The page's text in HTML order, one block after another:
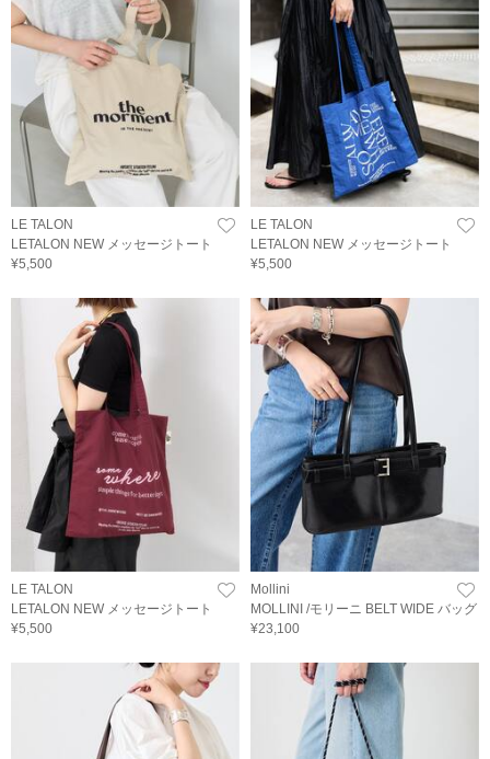
LE TALON
LETALON NEW メッセージトート
¥5,500
LE TALON
LETALON NEW メッセージトート
¥5,500
LE TALON
LETALON NEW メッセージトート
¥5,500
Mollini
MOLLINI /モリーニ BELT WIDE バッグ
¥23,100